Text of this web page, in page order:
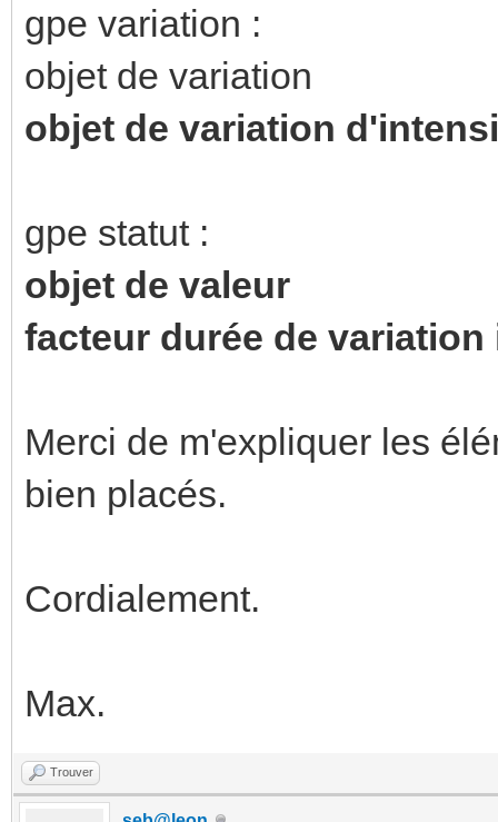
gpe variation :
objet de variation
objet de variation
gpe statut :
objet de valeur
facteur durée de variation
Merci de m'expliquer les
bien placés.
Cordialement.
Max.
Trouver